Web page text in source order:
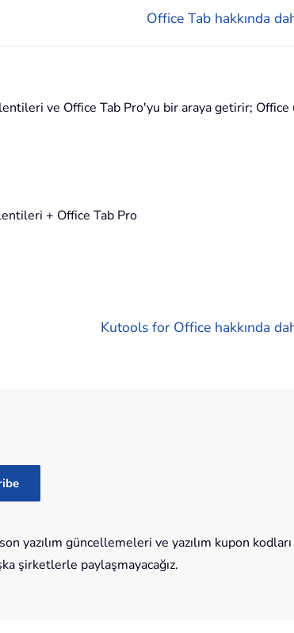
Office Tab hakkında
ve Office Tab Pro'yu bir araya getirir; Office
+ Office Tab Pro
Kutools for Office hakkında
güncellemeleri ve yazılım kupon
şirketlerle paylaşmayacağız.